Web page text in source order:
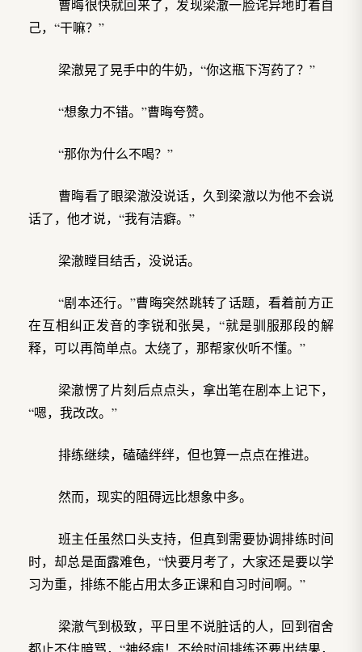
曹晦很快就回来了，发现梁澈一脸诧异地盯着自
己，“干嘛？”
梁澈晃了晃手中的牛奶，“你这瓶下泻药了？”
“想象力不错。”曹晦夸赞。
“那你为什么不喝？”
曹晦看了眼梁澈没说话，久到梁澈以为他不会说
话了，他才说，“我有洁癖。”
梁澈瞠目结舌，没说话。
“剧本还行。”曹晦突然跳转了话题，看着前方正
在互相纠正发音的李锐和张昊，“就是驯服那段的解
释，可以再简单点。太绕了，那帮家伙听不懂。”
梁澈愣了片刻后点点头，拿出笔在剧本上记下，
“嗯，我改改。”
排练继续，磕磕绊绊，但也算一点点在推进。
然而，现实的阻碍远比想象中多。
班主任虽然口头支持，但真到需要协调排练时间
时，却总是面露难色，“快要月考了，大家还是要以学
习为重，排练不能占用太多正课和自习时间啊。”
梁澈气到极致，平日里不说脏话的人，回到宿舍
都止不住暗骂，“神经病！不给时间排练还要出结果，